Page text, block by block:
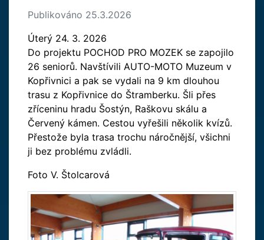
Publikováno 25.3.2026
Úterý 24. 3. 2026
Do projektu POCHOD PRO MOZEK se zapojilo
26 seniorů. Navštívili AUTO-MOTO Muzeum v
Kopřivnici a pak se vydali na 9 km dlouhou
trasu z Kopřivnice do Štramberku. Šli přes
zříceninu hradu Šostýn, Raškovu skálu a
Červený kámen. Cestou vyřešili několik kvízů.
Přestože byla trasa trochu náročnější, všichni
ji bez problému zvládli.
Foto V. Štolcarová